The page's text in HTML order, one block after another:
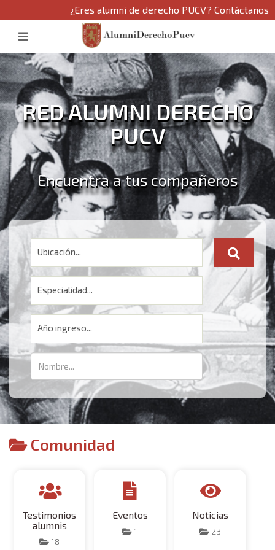
¿Eres alumni de derecho PUCV? Contáctanos
RED ALUMNI DERECHO
PUCV
Encuentra a tus compañeros
Ubicación...
Especialidad...
Año ingreso...
Comunidad
Testimonios
alumnis
18
Eventos
1
Noticias
23